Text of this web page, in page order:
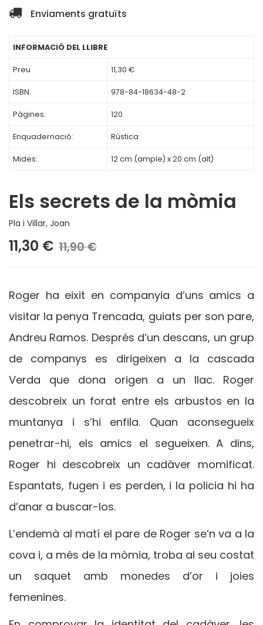
Enviaments gratuïts
INFORMACIÓ DEL LLIBRE
Preu 11,30 €
ISBN: 978-84-18634-48-2
Pàgines: 120
Enquadernació: Rústica
Mides: 12 cm (ample) x 20 cm (alt)
Els secrets de la mòmia
Pla i Villar, Joan
11,30 € 11,90 €
Roger ha eixit en companyia d’uns amics a
visitar la penya Trencada, guiats per son pare,
Andreu Ramos. Després d’un descans, un grup
de companys es dirigeixen a la cascada
Verda que dona origen a un llac. Roger
descobreix un forat entre els arbustos en la
muntanya i s’hi enfila. Quan aconsegueix
penetrar-hi, els amics el segueixen. A dins,
Roger hi descobreix un cadàver momificat.
Espantats, fugen i es perden, i la policia hi ha
d’anar a buscar-los.
L’endemà al matí el pare de Roger se’n va a la
cova i, a més de la mòmia, troba al seu costat
un saquet amb monedes d’or i joies
femenines.